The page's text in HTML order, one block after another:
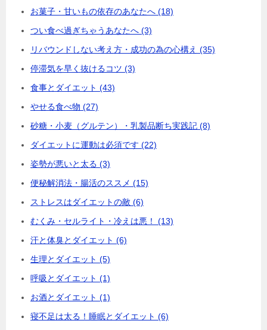
お菓子・甘いもの依存のあなたへ (18)
つい食べ過ぎちゃうあなたへ (3)
リバウンドしない考え方・成功の為の心構え (35)
停滞気を早く抜けるコツ (3)
食事とダイエット (43)
やせる食べ物 (27)
砂糖・小麦（グルテン）・乳製品断ち実践記 (8)
ダイエットに運動は必須です (22)
姿勢が悪いと太る (3)
便秘解消法・腸活のススメ (15)
ストレスはダイエットの敵 (6)
むくみ・セルライト・冷えは悪！ (13)
汗と体臭とダイエット (6)
生理とダイエット (5)
呼吸とダイエット (1)
お酒とダイエット (1)
寝不足は太る！睡眠とダイエット (6)